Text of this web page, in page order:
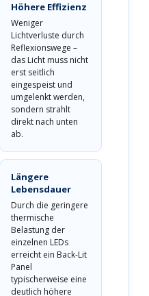
Höhere Effizienz
Weniger
Lichtverluste durch
Reflexionswege –
das Licht muss nicht
erst seitlich
eingespeist und
umgelenkt werden,
sondern strahlt
direkt nach unten
ab.
Längere
Lebensdauer
Durch die geringere
thermische
Belastung der
einzelnen LEDs
erreicht ein Back-Lit
Panel
typischerweise eine
deutlich höhere